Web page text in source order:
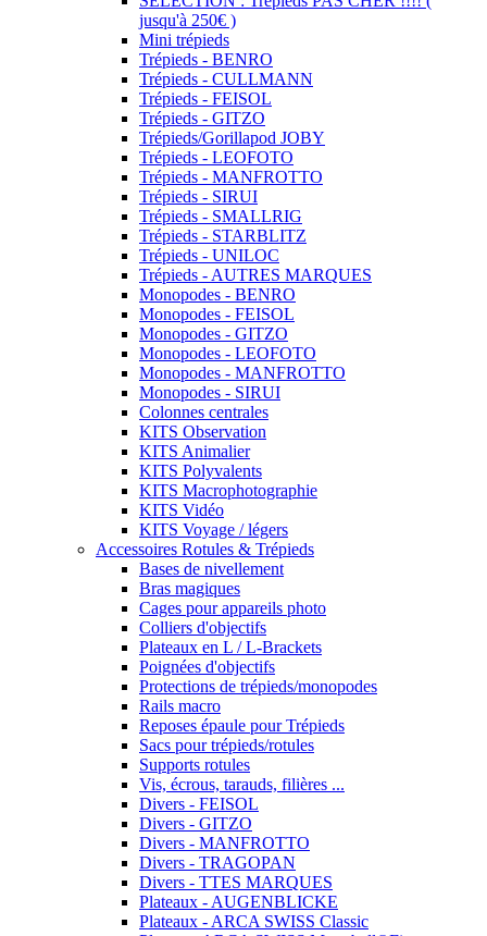
jusqu'à 250€ )
Mini trépieds
Trépieds - BENRO
Trépieds - CULLMANN
Trépieds - FEISOL
Trépieds - GITZO
Trépieds/Gorillapod JOBY
Trépieds - LEOFOTO
Trépieds - MANFROTTO
Trépieds - SIRUI
Trépieds - SMALLRIG
Trépieds - STARBLITZ
Trépieds - UNILOC
Trépieds - AUTRES MARQUES
Monopodes - BENRO
Monopodes - FEISOL
Monopodes - GITZO
Monopodes - LEOFOTO
Monopodes - MANFROTTO
Monopodes - SIRUI
Colonnes centrales
KITS Observation
KITS Animalier
KITS Polyvalents
KITS Macrophotographie
KITS Vidéo
KITS Voyage / légers
Accessoires Rotules & Trépieds
Bases de nivellement
Bras magiques
Cages pour appareils photo
Colliers d'objectifs
Plateaux en L / L-Brackets
Poignées d'objectifs
Protections de trépieds/monopodes
Rails macro
Reposes épaule pour Trépieds
Sacs pour trépieds/rotules
Supports rotules
Vis, écrous, tarauds, filières ...
Divers - FEISOL
Divers - GITZO
Divers - MANFROTTO
Divers - TRAGOPAN
Divers - TTES MARQUES
Plateaux - AUGENBLICKE
Plateaux - ARCA SWISS Classic